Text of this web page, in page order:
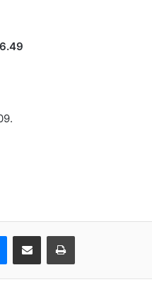
MessengerCompartir via correo electrónicoImpresión